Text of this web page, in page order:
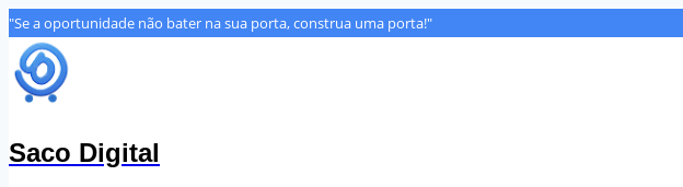
Pular
para
"Se a oportunidade não bater na sua porta, construa uma porta!"
Saco Digital